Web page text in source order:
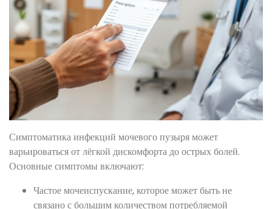
Симптоматика инфекций мочевого пузыря может
варьироваться от лёгкой дискомфорта до острых болей.
Основные симптомы включают:
Частое мочеиспускание, которое может быть не
связано с большим количеством потребляемой